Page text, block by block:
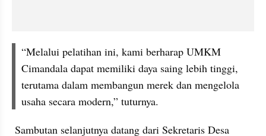
“Melalui pelatihan ini, kami berharap UMKM
Cimandala dapat memiliki daya saing lebih tinggi,
terutama dalam membangun merek dan mengelola
usaha secara modern,” tuturnya.